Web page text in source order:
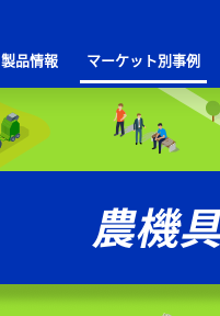
製品情報 マーケット別事例